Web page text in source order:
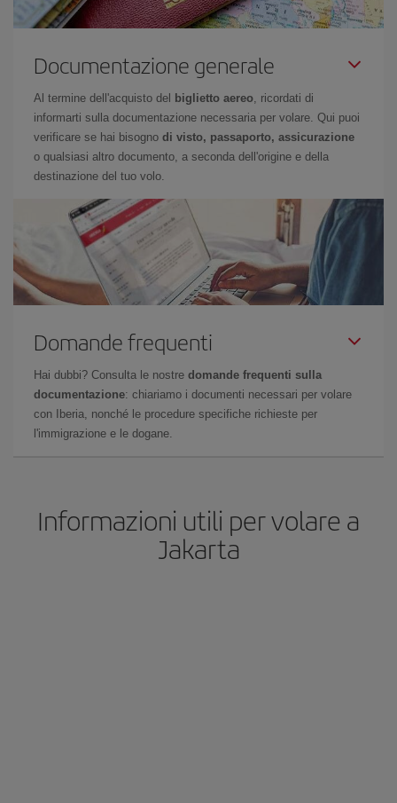
Documentazione generale
Al termine dell'acquisto del biglietto aereo , ricordati di
informarti sulla documentazione necessaria per volare. Qui puoi
verificare se hai bisogno di visto, passaporto, assicurazione
o qualsiasi altro documento, a seconda dell'origine e della
destinazione del tuo volo.
Domande frequenti
Hai dubbi? Consulta le nostre domande frequenti sulla
documentazione: chiariamo i documenti necessari per volare
con Iberia, nonché le procedure specifiche richieste per
l'immigrazione e le dogane.
Informazioni utili per volare a
Jakarta